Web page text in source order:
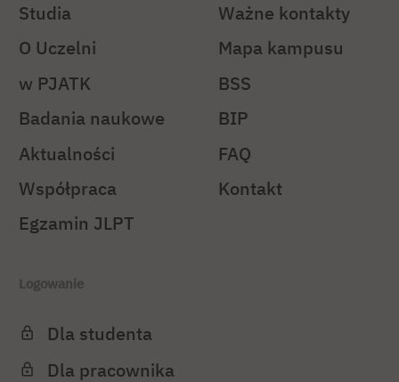
Studia
O Uczelni
w PJATK
Badania naukowe
Aktualności
Współpraca
Egzamin JLPT
Ważne kontakty
Mapa kampusu
BSS
BIP
FAQ
Kontakt
Logowanie
Dla studenta
Dla pracownika